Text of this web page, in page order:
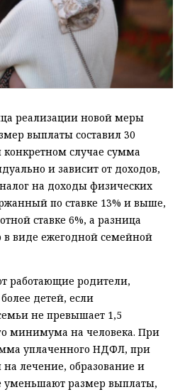
реализации новой меры
выплаты составил 30
случае сумма
и зависит от доходов,
на доходы физических
по ставке 13% и выше,
ставке 6%, а разница
в виде ежегодной семейной
работающие родители,
детей, если
не превышает 1,5
минимума на человека. При
уплаченного НДФЛ, при
лечение, образование и
уменьшают размер выплаты,